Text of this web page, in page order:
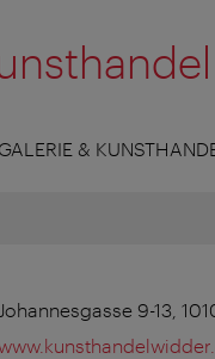
GALERIE &
Johannesgasse 9-13,